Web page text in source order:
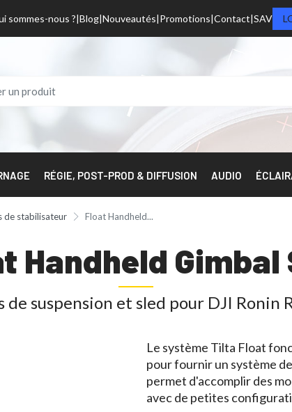
sommes-nous ? Blog Nouveautés Promotions Contact SAV
RÉGIE, POST-PROD & DIFFUSION AUDIO
de stabilisateur Float Handheld...
Handheld
de suspension et sled pour DJI Ronin
Le système Tilta Float
pour fournir un système
permet d'accomplir des
avec de petites